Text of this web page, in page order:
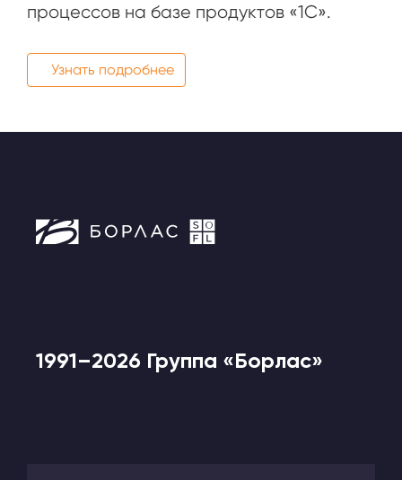
процессов на базе продуктов «1С».
Узнать подробнее
1991–2026 Группа «Борлас»